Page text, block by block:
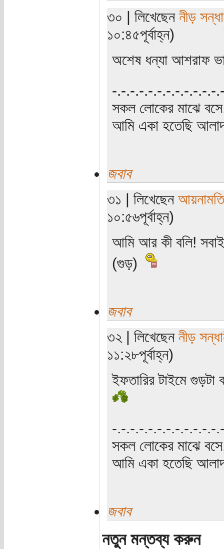
৩০ | লিখেছেন নীড়
১০:৪৫পূর্বাহ্ন)
অশেষ ধন্যা আশরাফ
‍‌-.-.-.-.-.-.-.-.-.-.-.-
সকল লোকের মাঝে
আমি একা হতেছি
জবাব
৩১ | লিখেছেন আয়নামতি
১০:৫৬পূর্বাহ্ন)
আমি আর কী বলি!
(গুড়)
জবাব
৩২ | লিখেছেন নীড়
১১:২৮পূর্বাহ্ন)
ইফতারির টাইমে
‍‌-.-.-.-.-.-.-.-.-.-.-.-
সকল লোকের মাঝে
আমি একা হতেছি
জবাব
নতুন মন্তব্য করুন